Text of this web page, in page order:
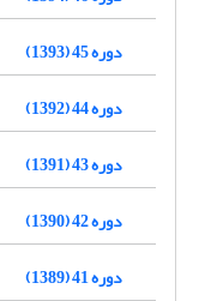
دوره 45 (1393)
دوره 44 (1392)
دوره 43 (1391)
دوره 42 (1390)
دوره 41 (1389)